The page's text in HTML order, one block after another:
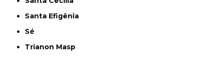
Santa Efigênia
Sé
Trianon Masp